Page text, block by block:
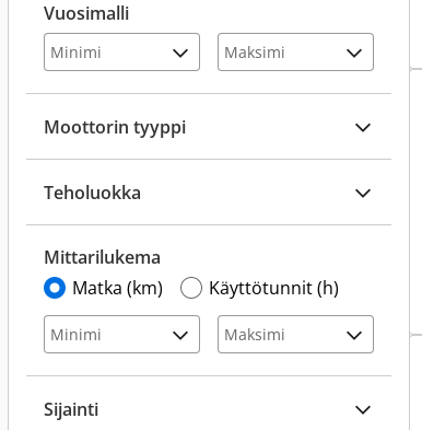
Vuosimalli
Moottorin tyyppi
Teholuokka
Mittarilukema
Matka (km)
Käyttötunnit (h)
Sijainti